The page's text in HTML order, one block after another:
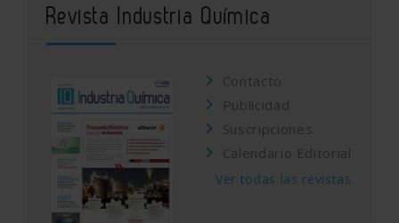
Revista Industria Química
Contacto
Publicidad
Suscripciones
Calendario Editorial
Ver todas las revistas